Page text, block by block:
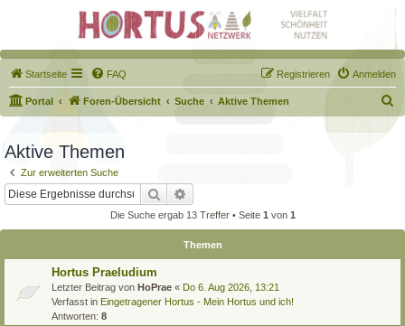
Startseite FAQ Anmelden
Registrieren
Portal Foren-Übersicht Suche Aktive Themen
u
Aktive Themen
Zur erweiterten Suche
Suche
Die Suche ergab 13 Treffer • Seite 1 von 1
Themen
Hortus Praeludium
Letzter Beitrag von HoPrae « Do 6. Aug 2026, 13:21
Verfasst in Eingetragener Hortus - Mein Hortus und ich!
Antworten: 8